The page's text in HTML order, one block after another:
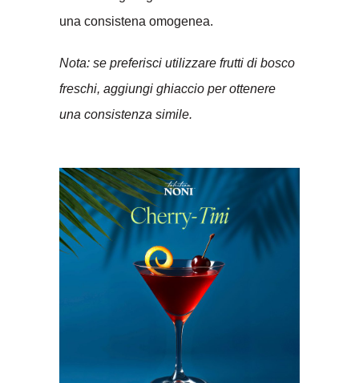
una consistena omogenea.
Nota: se preferisci utilizzare frutti di bosco
freschi, aggiungi ghiaccio per ottenere
una consistenza simile.